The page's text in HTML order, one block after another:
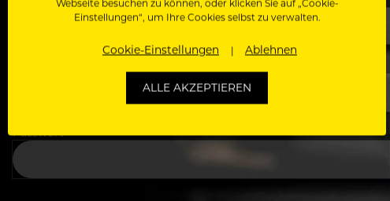
Passwort
Webseite besuchen zu können, oder klicken Sie auf „Cookie-
Einstellungen“, um Ihre Cookies selbst zu verwalten.
Cookie-Einstellungen Ablehnen
ALLE AKZEPTIEREN